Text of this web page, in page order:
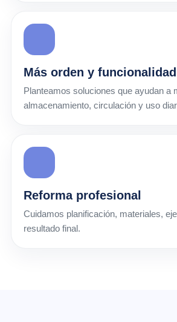
Más orden y funcionalidad
Planteamos soluciones que ayudan a
almacenamiento, circulación y uso
Reforma profesional
Cuidamos planificación, materiales,
resultado final.